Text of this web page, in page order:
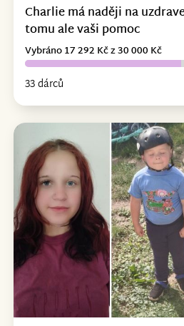
Charlie má naději na
tomu ale vaši pomoc
33 dárců
Vybráno 17 292 Kč z 30 000 Kč